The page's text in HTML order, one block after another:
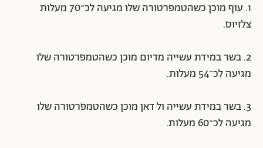
1. עוף מוכן כשהטמפרטורה שלו מגיעה לכ־70 מעלות
צלזיוס.
2. בשר במידת עשייה מדיום מוכן כשהטמפרטורה שלו
מגיעה לכ־54 מעלות.
3. בשר במידת עשייה ול דאן מוכן כשהטמפרטורה שלו
מגיעה לכ־60 מעלות.